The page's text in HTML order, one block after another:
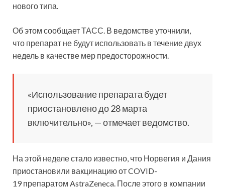
нового типа.
Об этом сообщает ТАСС. В ведомстве уточнили,
что препарат не будут использовать в течение двух
недель в качестве мер предосторожности.
«Использование препарата будет
приостановлено до 28 марта
включительно», — отмечает ведомство.
На этой неделе стало известно, что Норвегия и Дания
приостановили вакцинацию от COVID-
19 препаратом AstraZeneca. После этого в компании